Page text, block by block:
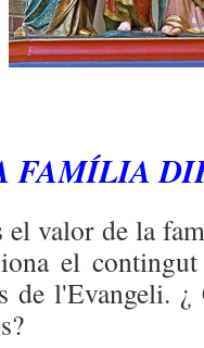
FAMÍLIA
valor de la
el
de l'Evangeli.